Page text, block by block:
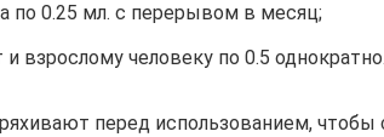
по 0.25 мл. с перерывом в месяц;
взрослому человеку по 0.5 однократно.
перед использованием, чтобы